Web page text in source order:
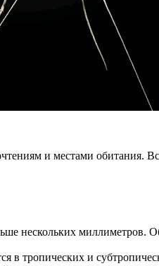
и местами обитания.
нескольких миллиметров.
тропических и